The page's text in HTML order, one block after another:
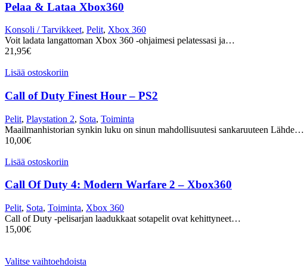
Pelaa & Lataa Xbox360
Konsoli / Tarvikkeet, Pelit, Xbox 360
Voit ladata langattoman Xbox 360 -ohjaimesi pelatessasi ja…
21,95€
Lisää ostoskoriin
Call of Duty Finest Hour – PS2
Pelit, Playstation 2, Sota, Toiminta
Maailmanhistorian synkin luku on sinun mahdollisuutesi sankaruuteen Lähde…
10,00€
Lisää ostoskoriin
Call Of Duty 4: Modern Warfare 2 – Xbox360
Pelit, Sota, Toiminta, Xbox 360
Call of Duty -pelisarjan laadukkaat sotapelit ovat kehittyneet…
15,00€
Valitse vaihtoehdoista